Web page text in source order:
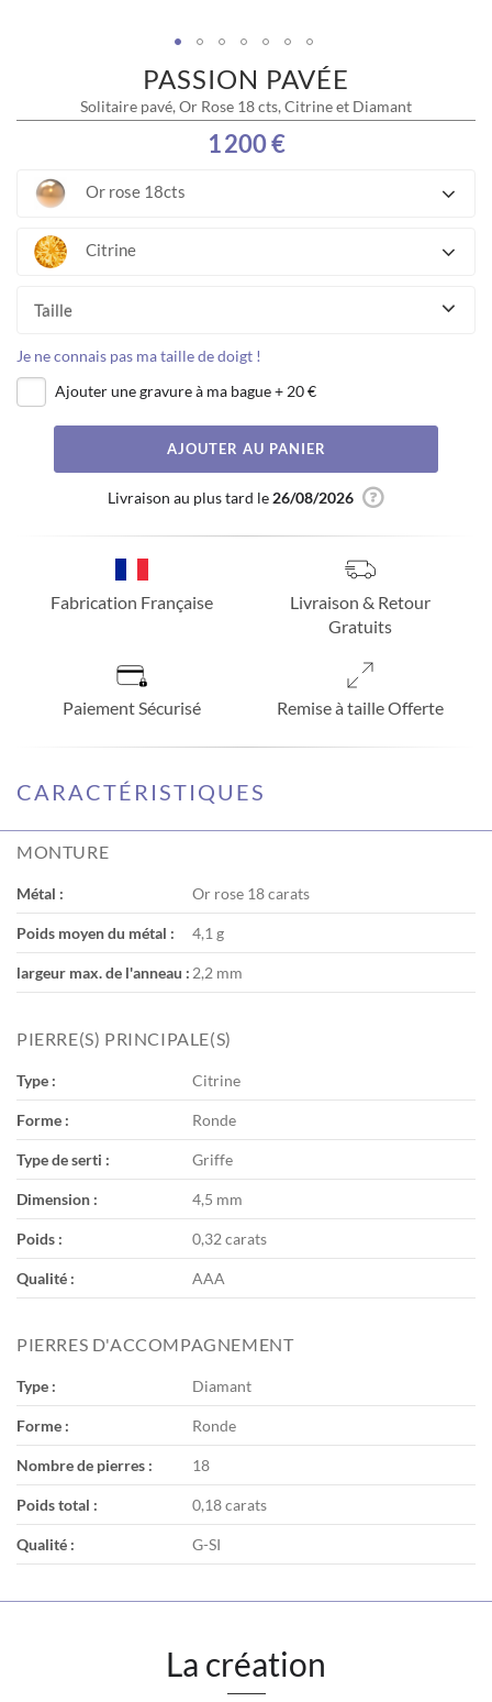
PASSION PAVÉE
Solitaire pavé, Or Rose 18 cts, Citrine et Diamant
1 200 €
Or rose 18cts
Citrine
Taille
Je ne connais pas ma taille de doigt !
Ajouter une gravure à ma bague+ 20 €
AJOUTER AU PANIER
Livraison au plus tard le 26/08/2026
Fabrication Française
Livraison & Retour
Gratuits
Paiement Sécurisé Remise à taille Offerte
images
gallery
CARACTÉRISTIQUES
MONTURE
Métal : Or rose 18 carats
Poids moyen du métal : 4,1 g
largeur max. de l'anneau : 2,2 mm
PIERRE(S) PRINCIPALE(S)
Type : Citrine
Forme : Ronde
Type de serti : Griffe
Dimension : 4,5 mm
Poids : 0,32 carats
Qualité : AAA
PIERRES D'ACCOMPAGNEMENT
Type : Diamant
Forme : Ronde
Nombre de pierres : 18
Poids total : 0,18 carats
Qualité : G-SI
La création